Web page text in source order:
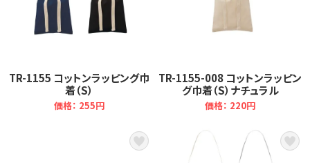
TR-1155 コットンラッピング巾
着（S）
価格： 255円
TR-1155-008 コットンラッピン
グ巾着（S）ナチュラル
価格： 220円